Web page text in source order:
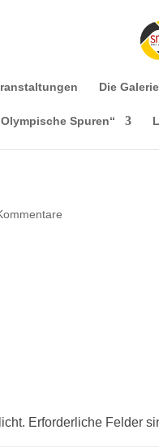
Die
Spuren“
Erforderliche Felder